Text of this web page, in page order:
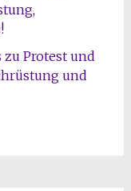
zu Protest und
und